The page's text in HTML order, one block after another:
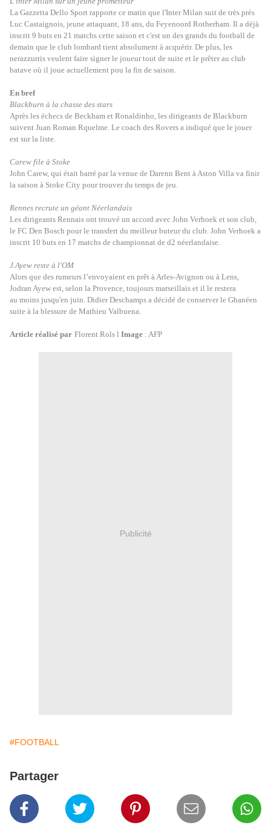
La Gazzetta Dello Sport rapporte ce matin que l'Inter Milan suit de très prés
Luc Castaignois, jeune attaquant, 18 ans, du Feyenoord Rotherham. Il a déjà
inscrit 9 buts en 21 matchs cette saison et c'est un des grands du football de
demain que le club lombard tient absolument à acquérir. De plus, les
nerazzurris veulent faire signer le joueur tout de suite et le prêter au club
batave où il joue actuellement pou la fin de saison.
En bref
Blackburn à la chasse des stars
Après les échecs de Beckham et Ronaldinho, les dirigeants de Blackburn
suivent Juan Roman Rquelme. Le coach des Rovers a indiqué que le jouer
est sur la liste.
Carew file à Stoke
John Carew, qui était barré par la venue de Darenn Bent à Aston Villa va finir
la saison à Stoke City pour trouver du temps de jeu.
Rennes recrute un géant Néerlandais
Les dirigeants Rennais ont trouvé un accord avec John Verhoek et son club,
le FC Den Bosch pour le transfert du meilleur buteur du club. John Verhoek a
inscrit 10 buts en 17 matchs de championnat de d2 néerlandaise.
J.Ayew reste à l'OM
Alors que des rumeurs l’envoyaient en prêt à Arles-Avignon ou à Lens,
Jodran Ayew est, selon la Provence, toujours marseillais et il le restera
au moins jusqu'en juin. Didier Deschamps a décidé de conserver le Ghanéen
suite à la blessure de Mathieu Valbuena.
Article réalisé par Florent Rols l Image : AFP
Publicité
#FOOTBALL
Partager